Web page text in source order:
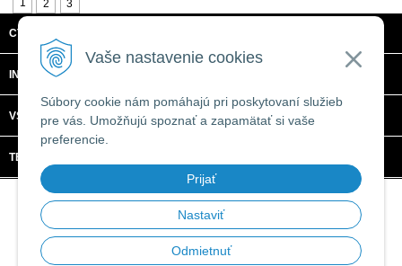
Vaše nastavenie cookies
Súbory cookie nám pomáhajú pri poskytovaní služieb
pre vás. Umožňujú spoznať a zapamätať si vaše
preferencie.
Prijať
Nastaviť
Odmietnuť
2 3
CTRL + C, S.R.O.
INFORMÁCIE
VŠETKO O NÁKUPE
TECHNICKÉ ŠPECIFIKÁCIE
© 2026 CTRL + C, s.r.o. • tvorba eshopu cez UNIobchod
spoločnosti
WEBYGROUP